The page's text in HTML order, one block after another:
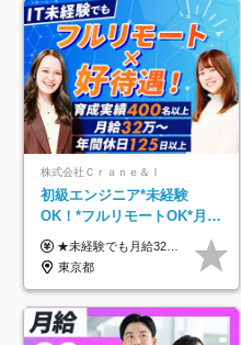
株式会社Ｃｒａｎｅ＆Ｉ
初級エンジニア*未経験
OK！*フルリモートOK*月給
32万～*残業月9.8h*1ヶ月の
研修*資格取得率100％
★未経験でも月給32万円スタート★ 月収32万円～35万円＋各種手当（資格手当だけで毎月15万の上乗せ実績あり！） ★資格手当豊富！1資格につき最大3万円支給 ★功績手当の導入で、毎月のお給与に上乗せで最大10万円支給している社員も！ ★1回の昇級で年収数十万UPも可 ★ゆくゆくは年収1000万以上も目指せる 年俸384万円～1,162万8,000円（12分割） ※経験・スキルを考慮の上決定します ※上記金額には固定残業代（月30h分・60,800円～66,500円）を含みます ※超過分は別途全額支給します ※試用期間2ヶ月間あり（その他待遇に差異はありません）
東京都